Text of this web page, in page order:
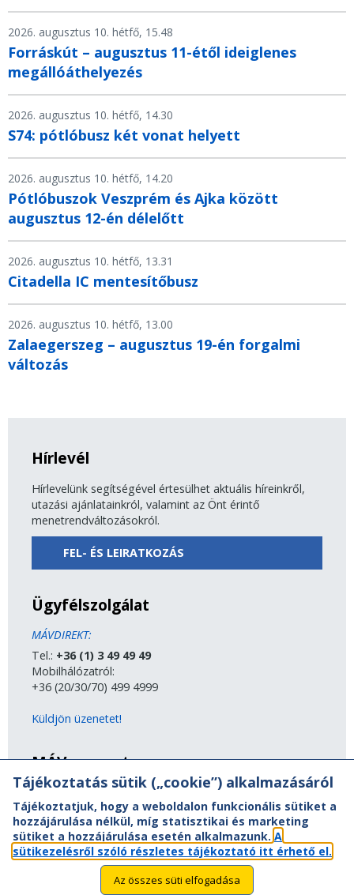
2026. augusztus 10. hétfő, 15.48
Forráskút – augusztus 11-étől ideiglenes
megállóáthelyezés
2026. augusztus 10. hétfő, 14.30
S74: pótlóbusz két vonat helyett
2026. augusztus 10. hétfő, 14.20
Pótlóbuszok Veszprém és Ajka között
augusztus 12-én délelőtt
2026. augusztus 10. hétfő, 13.31
Citadella IC mentesítőbusz
2026. augusztus 10. hétfő, 13.00
Zalaegerszeg – augusztus 19-én forgalmi
változás
Hírlevél
Hírlevelünk segítségével értesülhet aktuális híreinkről,
utazási ajánlatainkról, valamint az Önt érintő
menetrendváltozásokról.
FEL- ÉS LEIRATKOZÁS
Ügyfélszolgálat
MÁVDIREKT:
Tel.: +36 (1) 3 49 49 49
Mobilhálózatról:
+36 (20/30/70) 499 4999
Küldjön üzenetet!
MÁV-csoport
A MÁV-csoport tagjai
Jogi útmutatás
Adatvédelem
Kapcsolat
Vasút a nagyvilágban
Akadálymentesítési nyilatkozat
Tájékoztatás sütik („cookie”) alkalmazásáról
Tájékoztatjuk, hogy a weboldalon funkcionális sütiket a
hozzájárulása nélkül, míg statisztikai és marketing
sütiket a hozzájárulása esetén alkalmazunk. A
sütikezelésről szóló részletes tájékoztató itt érhető el.
Az összes süti elfogadása